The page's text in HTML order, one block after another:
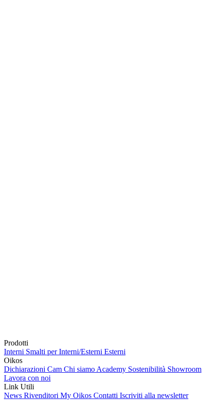
Prodotti
Interni Smalti per Interni/Esterni Esterni
Oikos
Dichiarazioni Cam Chi siamo Academy Sostenibilità Showroom
Lavora con noi
Link Utili
News Rivenditori My Oikos Contatti Iscriviti alla newsletter